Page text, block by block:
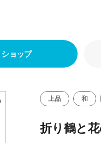
ショップ
上品 和
折り鶴と